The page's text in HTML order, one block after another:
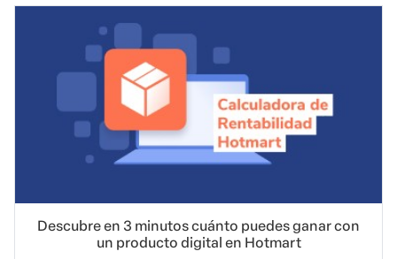
Descubre en 3 minutos cuánto puedes ganar con
un producto digital en Hotmart